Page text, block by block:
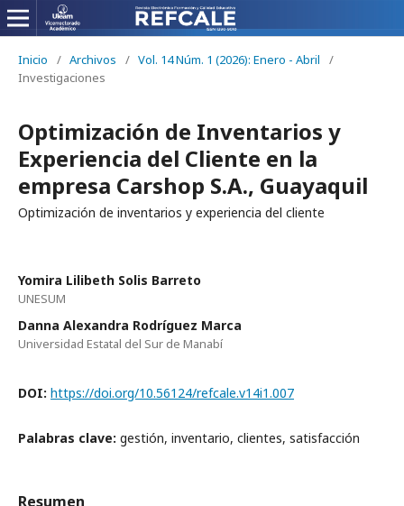
Inicio / Archivos / Vol. 14 Núm. 1 (2026): Enero - Abril
/
Investigaciones
Optimización de Inventarios y
Experiencia del Cliente en la
empresa Carshop S.A., Guayaquil
Optimización de inventarios y experiencia del cliente
Yomira Lilibeth Solis Barreto
UNESUM
Danna Alexandra Rodríguez Marca
Universidad Estatal del Sur de Manabí
DOI: https://doi.org/10.56124/refcale.v14i1.007
Palabras clave: gestión, inventario, clientes, satisfacción
Resumen